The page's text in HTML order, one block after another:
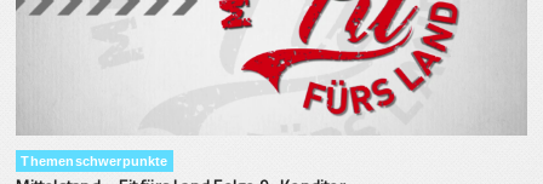
Themenschwerpunkte